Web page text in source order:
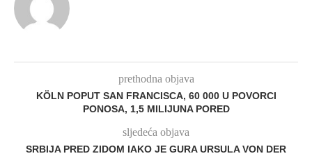
prethodna objava
KÖLN POPUT SAN FRANCISCA, 60 000 U POVORCI
PONOSA, 1,5 MILIJUNA PORED
sljedeća objava
SRBIJA PRED ZIDOM IAKO JE GURA URSULA VON DER